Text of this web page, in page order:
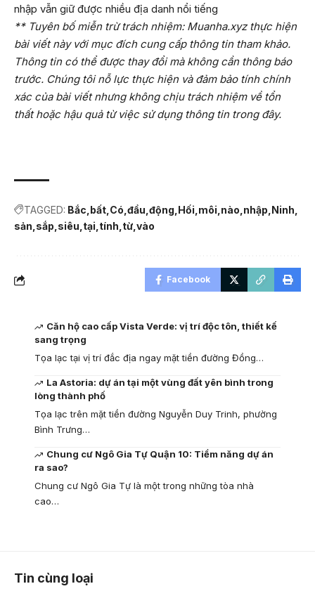
nhập vẫn giữ được nhiều địa danh nổi tiếng
** Tuyên bố miễn trừ trách nhiệm: Muanha.xyz thực hiện
bài viết này với mục đích cung cấp thông tin tham khảo.
Thông tin có thể được thay đổi mà không cần thông báo
trước. Chúng tôi nỗ lực thực hiện và đảm bảo tính chính
xác của bài viết nhưng không chịu trách nhiệm về tổn
thất hoặc hậu quả từ việc sử dụng thông tin trong đây.
TAGGED: Bắc bất Có đầu động Hối môi nào nhập Ninh
sản sắp siêu tại tính từ vào
Facebook
Căn hộ cao cấp Vista Verde: vị trí độc tôn, thiết kế
sang trọng
Tọa lạc tại vị trí đắc địa ngay mặt tiền đường Đồng…
La Astoria: dự án tại một vùng đất yên bình trong
lòng thành phố
Tọa lạc trên mặt tiền đường Nguyễn Duy Trinh, phường
Bình Trưng…
Chung cư Ngô Gia Tự Quận 10: Tiềm năng dự án
ra sao?
Chung cư Ngô Gia Tự là một trong những tòa nhà
cao…
Tin cùng loại